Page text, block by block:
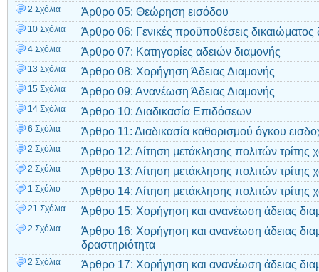
2 Σχόλια Άρθρο 05: Θεώρηση εισόδου
10 Σχόλια Άρθρο 06: Γενικές προϋποθέσεις δικαιώματος
4 Σχόλια Άρθρο 07: Κατηγορίες αδειών διαμονής
13 Σχόλια Άρθρο 08: Χορήγηση Άδειας Διαμονής
15 Σχόλια Άρθρο 09: Ανανέωση Άδειας Διαμονής
14 Σχόλια Άρθρο 10: Διαδικασία Επιδόσεων
6 Σχόλια Άρθρο 11: Διαδικασία καθορισμού όγκου
2 Σχόλια Άρθρο 12: Αίτηση μετάκλησης πολιτών τρίτης
2 Σχόλια Άρθρο 13: Αίτηση μετάκλησης πολιτών τρίτης
1 Σχόλιο Άρθρο 14: Αίτηση μετάκλησης πολιτών τρίτης
21 Σχόλια Άρθρο 15: Χορήγηση και ανανέωση άδειας
2 Σχόλια
Άρθρο 16: Χορήγηση και ανανέωση άδειας
δραστηριότητα
2 Σχόλια Άρθρο 17: Χορήγηση και ανανέωση άδειας